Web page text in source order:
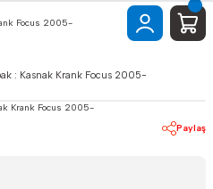
: Kasnak Krank Focus 2005-
Paylaş